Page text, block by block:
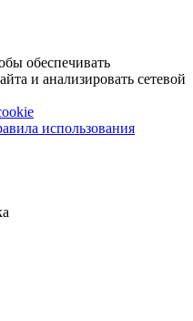
обеспечивать
и анализировать сетевой
использования